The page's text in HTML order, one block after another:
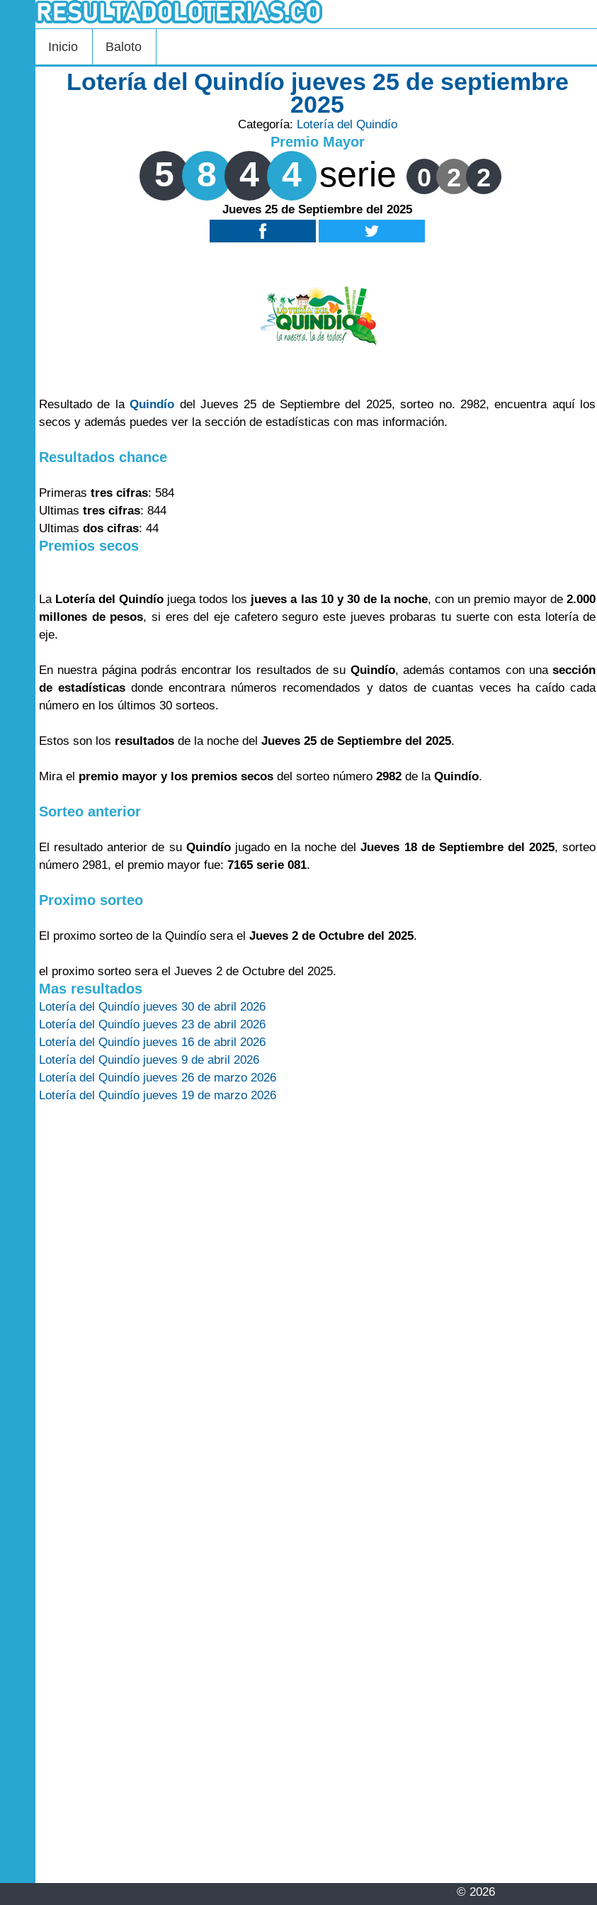
Inicio Baloto
Lotería del Quindío jueves 25 de septiembre
2025
Categoría: Lotería del Quindío
Premio Mayor
5 8 4 4 serie 0 2 2
Jueves 25 de Septiembre del 2025
Resultado de laQuindío del Jueves 25 de Septiembre del 2025, sorteo no. 2982, encuentra aquí los
secos y además puedes ver la sección de estadísticas con mas información.
Resultados chance
Primeras tres cifras: 584
Ultimas tres cifras: 844
Ultimas dos cifras: 44
Premios secos
La Lotería del Quindío juega todos los jueves a las 10 y 30 de la noche, con un premio mayor de2.000
millones de pesos, si eres del eje cafetero seguro este jueves probaras tu suerte con esta lotería de
eje.
En nuestra página podrás encontrar los resultados de su Quindío, además contamos con unasección
de estadísticas donde encontrara números recomendados y datos de cuantas veces ha caído cada
número en los últimos 30 sorteos.
Estos son los resultados de la noche del Jueves 25 de Septiembre del 2025.
Mira el premio mayor y los premios secos del sorteo número 2982 de la Quindío.
Sorteo anterior
El resultado anterior de su Quindíojugado en la noche delJueves 18 de Septiembre del 2025, sorteo
número 2981, el premio mayor fue: 7165 serie 081.
Proximo sorteo
El proximo sorteo de la Quindío sera el Jueves 2 de Octubre del 2025.
el proximo sorteo sera el Jueves 2 de Octubre del 2025.
Mas resultados
Lotería del Quindío jueves 30 de abril 2026
Lotería del Quindío jueves 23 de abril 2026
Lotería del Quindío jueves 16 de abril 2026
Lotería del Quindío jueves 9 de abril 2026
Lotería del Quindío jueves 26 de marzo 2026
Lotería del Quindío jueves 19 de marzo 2026
© 2026